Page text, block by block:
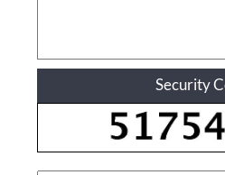
Security